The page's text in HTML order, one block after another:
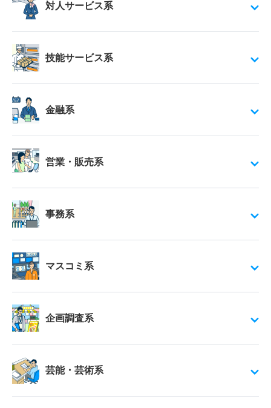
対人サービス系
技能サービス系
金融系
営業・販売系
事務系
マスコミ系
企画調査系
芸能・芸術系